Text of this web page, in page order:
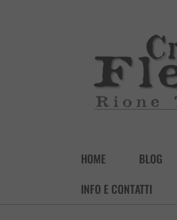
HOME BLOG
INFO E CONTATTI